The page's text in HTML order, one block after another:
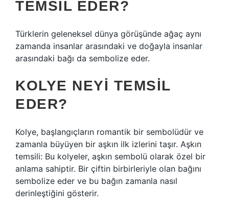
TEMSIL EDER?
Türklerin geleneksel dünya görüşünde ağaç aynı
zamanda insanlar arasındaki ve doğayla insanlar
arasındaki bağı da sembolize eder.
KOLYE NEYI TEMSIL
EDER?
Kolye, başlangıçların romantik bir sembolüdür ve
zamanla büyüyen bir aşkın ilk izlerini taşır. Aşkın
temsili: Bu kolyeler, aşkın sembolü olarak özel bir
anlama sahiptir. Bir çiftin birbirleriyle olan bağını
sembolize eder ve bu bağın zamanla nasıl
derinleştiğini gösterir.